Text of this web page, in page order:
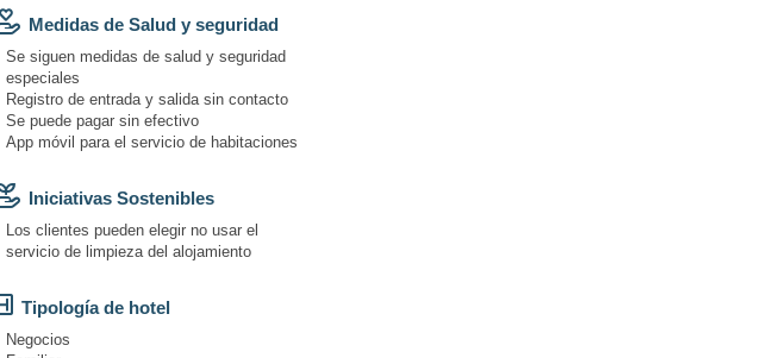
Medidas de Salud y seguridad
Se siguen medidas de salud y seguridad
especiales
Registro de entrada y salida sin contacto
Se puede pagar sin efectivo
App móvil para el servicio de habitaciones
Iniciativas Sostenibles
Los clientes pueden elegir no usar el
servicio de limpieza del alojamiento
Tipología de hotel
Negocios